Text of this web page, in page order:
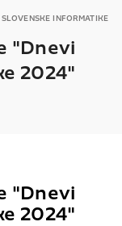
INFORMATIKE
"Dnevi
2024"
"Dnevi
2024"